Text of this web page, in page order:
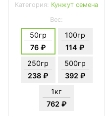
Категория: Кунжут семена
Вес:
50гр
76 ₽
100гр
114 ₽
250гр
238 ₽
500гр
392 ₽
1кг
762 ₽